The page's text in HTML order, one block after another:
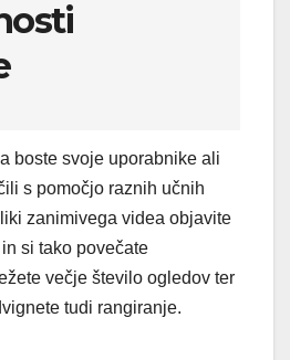
boste svoje uporabnike ali
s pomočjo raznih učnih
zanimivega videa objavite
si tako povečate
večje število ogledov ter
tudi rangiranje.